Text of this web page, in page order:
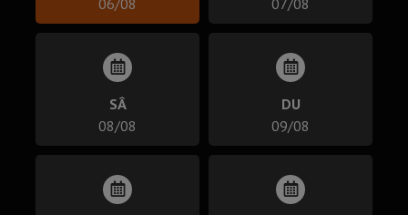
06/08
07/08
SÂ
08/08
DU
09/08